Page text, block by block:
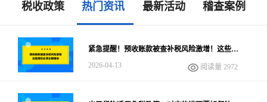
税收政策 热门资讯 最新活动 稽查案例
紧急提醒！预收账款被查补税风险激增！这些情
2026-04-13 阅读量 2972